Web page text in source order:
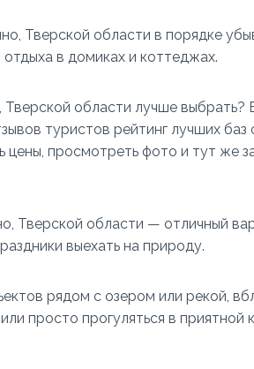
Тверской области в порядке
в домиках и коттеджах.
Тверской области лучше
туристов рейтинг лучших
цены, просмотреть фото и тут же
Тверской области — отличный
выехать на природу.
рядом с озером или рекой,
просто прогуляться в приятной